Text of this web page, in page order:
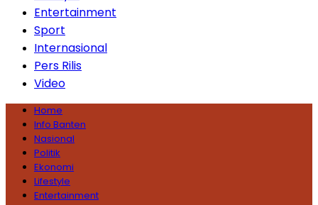
Entertainment
Sport
Internasional
Pers Rilis
Video
Home
Info Banten
Nasional
Politik
Ekonomi
Lifestyle
Entertainment